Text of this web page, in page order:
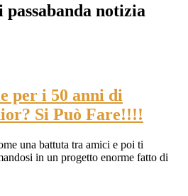
passabanda notizia
per i 50 anni di
Si Può Fare!!!!
una battuta tra amici e poi ti
in un progetto enorme fatto di